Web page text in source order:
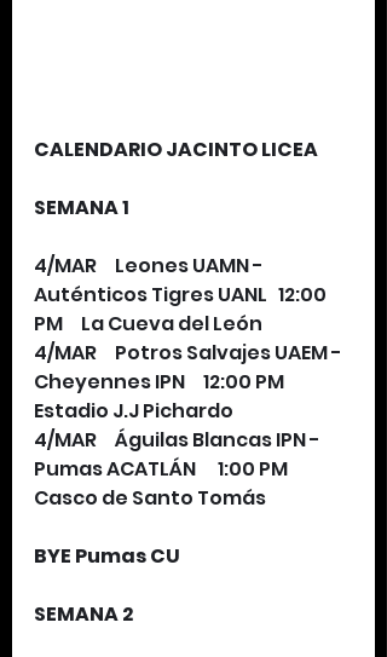
CALENDARIO JACINTO LICEA
SEMANA 1
4/MAR     Leones UAMN -
Auténticos Tigres UANL   12:00
PM     La Cueva del León
4/MAR     Potros Salvajes UAEM -
Cheyennes IPN     12:00 PM
Estadio J.J Pichardo
4/MAR     Águilas Blancas IPN -
Pumas ACATLÁN      1:00 PM
Casco de Santo Tomás
BYE Pumas CU
SEMANA 2